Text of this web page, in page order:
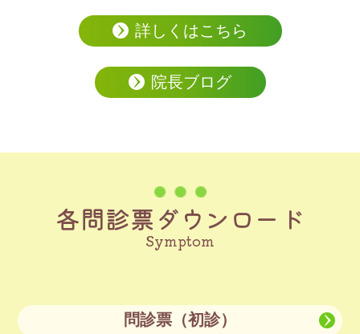
詳しくはこちら
院長ブログ
各問診票ダウンロード
Symptom
問診票（初診）